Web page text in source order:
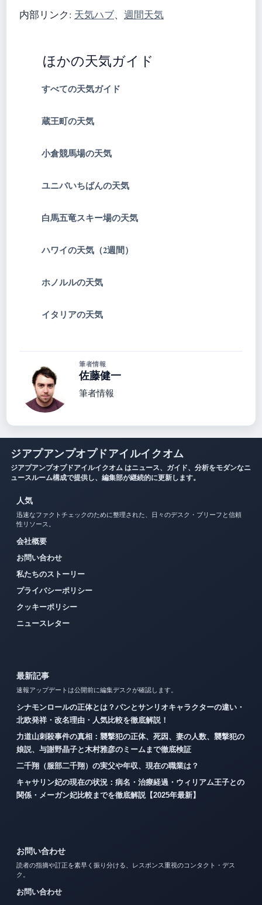
内部リンク: 天気ハブ、 週間天気
ほかの天気ガイド
すべての天気ガイド
蔵王町の天気
小倉競馬場の天気
ユニバいちばんの天気
白馬五竜スキー場の天気
ハワイの天気（2週間）
ホノルルの天気
イタリアの天気
筆者情報
佐藤健一
筆者情報
ジアプアンプオプドアイルイクオム
ジアプアンプオプドアイルイクオム はニュース、ガイド、分析をモダンなニ
ュースルーム構成で提供し、編集部が継続的に更新します。
人気
迅速なファクトチェックのために整理された、日々のデスク・ブリーフと信頼
性リソース。
会社概要
お問い合わせ
私たちのストーリー
プライバシーポリシー
クッキーポリシー
ニュースレター
最新記事
速報アップデートは公開前に編集デスクが確認します。
シナモンロールの正体とは？パンとサンリオキャラクターの違い・
北欧発祥・改名理由・人気比較を徹底解説！
力道山刺殺事件の真相：襲撃犯の正体、死因、妻の人数、襲撃犯の
娘説、与謝野晶子と木村雅彦のミームまで徹底検証
二千翔（服部二千翔）の実父や年収、現在の職業は？
キャサリン妃の現在の状況：病名・治療経過・ウィリアム王子との
関係・メーガン妃比較までを徹底解説【2025年最新】
お問い合わせ
読者の指摘や訂正を素早く振り分ける、レスポンス重視のコンタクト・デス
ク。
お問い合わせ